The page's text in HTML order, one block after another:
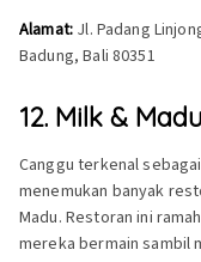
Alamat: Jl. Padang
Badung, Bali 80351
12. Milk & Madu
Canggu terkenal
menemukan banyak
Madu. Restoran ini
mereka bermain sambil